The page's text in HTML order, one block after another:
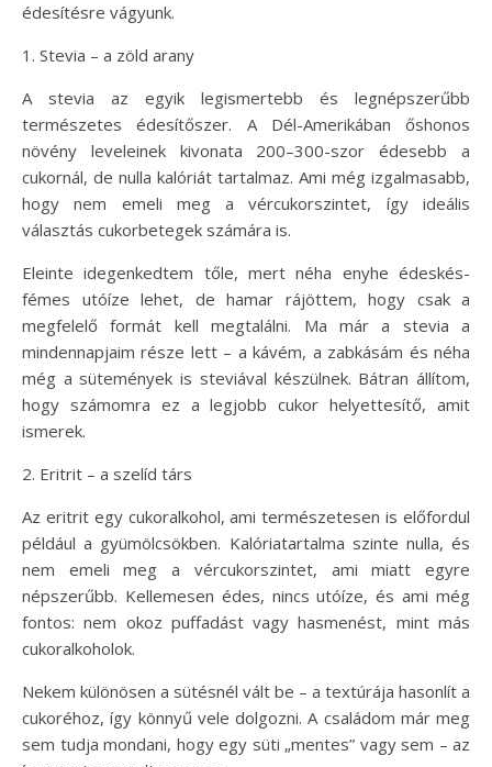
édesítésre vágyunk.
1. Stevia – a zöld arany
A stevia az egyik legismertebb és legnépszerűbb
természetes édesítőszer. A Dél-Amerikában őshonos
növény leveleinek kivonata 200–300-szor édesebb a
cukornál, de nulla kalóriát tartalmaz. Ami még izgalmasabb,
hogy nem emeli meg a vércukorszintet, így ideális
választás cukorbetegek számára is.
Eleinte idegenkedtem tőle, mert néha enyhe édeskés-
fémes utóíze lehet, de hamar rájöttem, hogy csak a
megfelelő formát kell megtalálni. Ma már a stevia a
mindennapjaim része lett – a kávém, a zabkásám és néha
még a sütemények is steviával készülnek. Bátran állítom,
hogy számomra ez a legjobb cukor helyettesítő, amit
ismerek.
2. Eritrit – a szelíd társ
Az eritrit egy cukoralkohol, ami természetesen is előfordul
például a gyümölcsökben. Kalóriatartalma szinte nulla, és
nem emeli meg a vércukorszintet, ami miatt egyre
népszerűbb. Kellemesen édes, nincs utóíze, és ami még
fontos: nem okoz puffadást vagy hasmenést, mint más
cukoralkoholok.
Nekem különösen a sütésnél vált be – a textúrája hasonlít a
cukoréhoz, így könnyű vele dolgozni. A családom már meg
sem tudja mondani, hogy egy süti „mentes” vagy sem – az